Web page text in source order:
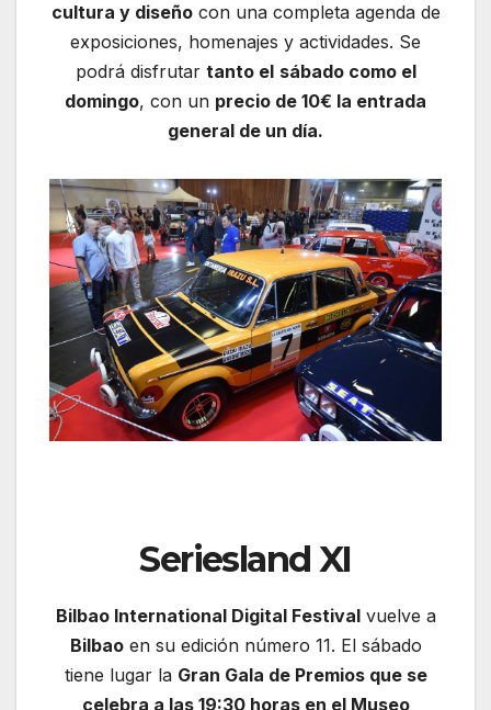
cultura y diseñocon una completa agenda de
exposiciones, homenajes y actividades. Se
podrá disfrutar tanto el sábado como el
domingo, con un precio de 10€ la entrada
general de un día.
Seriesland XI
Bilbao International Digital Festivalvuelve a
Bilbaoen su edición número 11. El sábado
tiene lugar la Gran Gala de Premios que se
celebra a las 19:30 horas en el Museo